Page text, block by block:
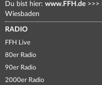
Du bist hier: www.FFH.de >>>
Wiesbaden
RADIO
FFH Live
80er Radio
90er Radio
2000er Radio